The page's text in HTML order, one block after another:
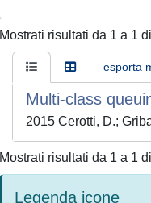
Mostrati risultati da 1 a 1
esporta
Multi-class
2015 Cerotti, D.;
Mostrati risultati da 1 a 1
Legenda icone